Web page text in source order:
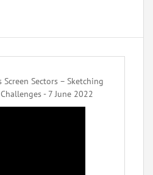
Screen Sectors – Sketching
- 7 June 2022